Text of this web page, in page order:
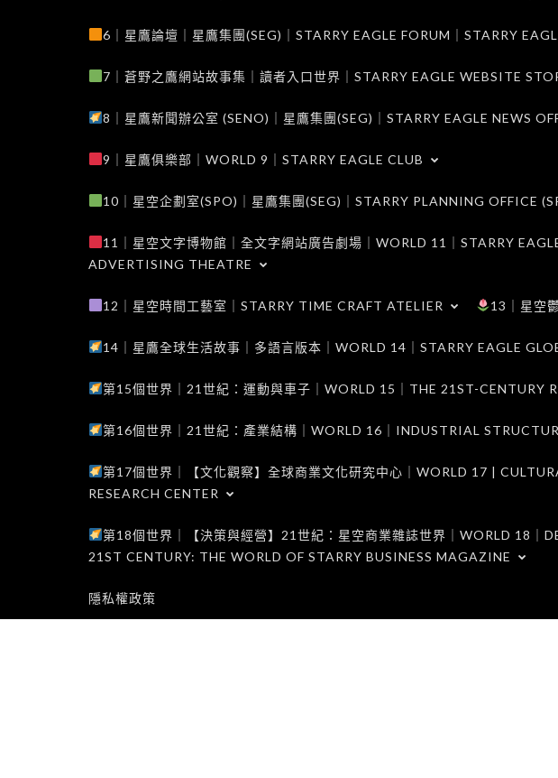
6｜星鷹論壇｜星鷹集團(SEG)｜STARRY EAGLE FORUM｜STARRY
7｜蒼野之鷹網站故事集｜讀者入口世界｜STARRY EAGLE WEBSITE
8｜星鷹新聞辦公室 (SENO)｜星鷹集團(SEG)｜STARRY EAGLE NEWS
9｜星鷹俱樂部｜WORLD 9｜STARRY EAGLE CLUB
10｜星空企劃室(SPO)｜星鷹集團(SEG)｜STARRY PLANNING OFFICE
11｜星空文字博物館｜全文字網站廣告劇場｜WORLD 11｜STARRY
ADVERTISING THEATRE
12｜星空時間工藝室｜STARRY TIME CRAFT ATELIER 13｜星空
14｜星鷹全球生活故事｜多語言版本｜WORLD 14｜STARRY EAGLE
第15個世界｜21世紀：運動與車子｜WORLD 15｜THE 21ST-CENTURY
第16個世界｜21世紀：產業結構｜WORLD 16｜INDUSTRIAL
第17個世界｜【文化觀察】全球商業文化研究中心｜WORLD 17 |
RESEARCH CENTER
第18個世界｜【決策與經營】21世紀：星空商業雜誌世界｜WORLD 18
21ST CENTURY: THE WORLD OF STARRY BUSINESS MAGAZINE
隱私權政策